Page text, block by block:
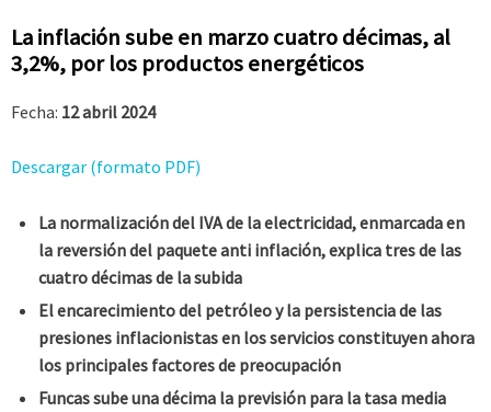
La inflación sube en marzo cuatro décimas, al
3,2%, por los productos energéticos
Fecha: 12 abril 2024
Descargar (formato PDF)
La normalización del IVA de la electricidad, enmarcada en
la reversión del paquete anti inflación, explica tres de las
cuatro décimas de la subida
El encarecimiento del petróleo y la persistencia de las
presiones inflacionistas en los servicios constituyen ahora
los principales factores de preocupación
Funcas sube una décima la previsión para la tasa media